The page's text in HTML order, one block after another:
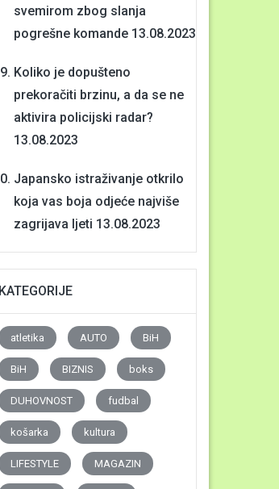
svemirom zbog slanja
pogrešne komande 13.08.2023
Koliko je dopušteno
prekoračiti brzinu, a da se ne
aktivira policijski radar?
13.08.2023
Japansko istraživanje otkrilo
koja vas boja odjeće najviše
zagrijava ljeti 13.08.2023
KATEGORIJE
atletika AUTO BiH
BiH BIZNIS boks
DUHOVNOST fudbal
košarka kultura
LIFESTYLE MAGAZIN